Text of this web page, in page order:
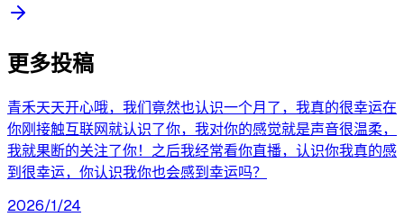
更多投稿
青禾天天开心哦，我们竟然也认识一个月了，我真的很幸运在
你刚接触互联网就认识了你，我对你的感觉就是声音很温柔，
我就果断的关注了你！之后我经常看你直播，认识你我真的感
到很幸运，你认识我你也会感到幸运吗？
2026/1/24